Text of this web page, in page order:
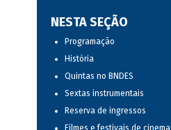
NESTA SEÇÃO
Programação
História
Quintas no BNDES
Sextas instrumentais
Reserva de ingressos